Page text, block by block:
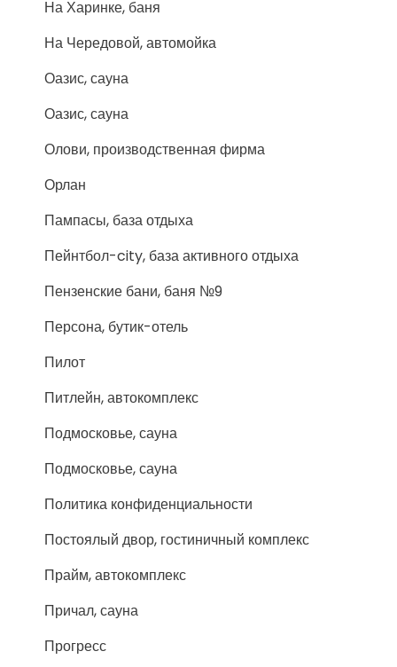
На Харинке, баня
На Чередовой, автомойка
Оазис, сауна
Оазис, сауна
Олови, производственная фирма
Орлан
Пампасы, база отдыха
Пейнтбол-city, база активного отдыха
Пензенские бани, баня №9
Персона, бутик-отель
Пилот
Питлейн, автокомплекс
Подмосковье, сауна
Подмосковье, сауна
Политика конфиденциальности
Постоялый двор, гостиничный комплекс
Прайм, автокомплекс
Причал, сауна
Прогресс